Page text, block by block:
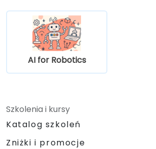
AI for Robotics
Szkolenia i kursy
Katalog szkoleń
Zniżki i promocje